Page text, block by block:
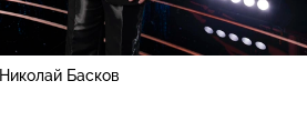
Николай Басков